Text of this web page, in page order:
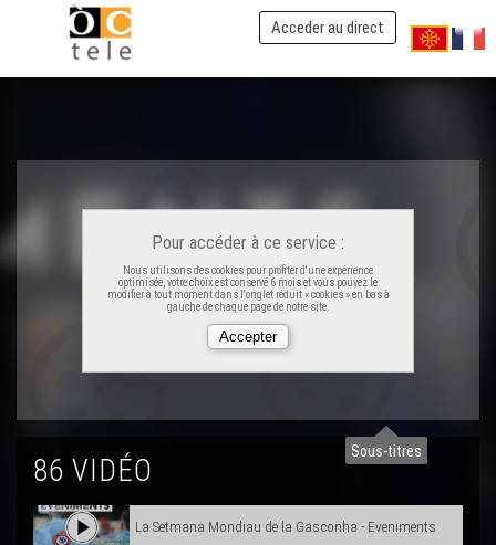
Acceder au direct
Sous-titres
Pour accéder à ce service :
Nous utilisons des cookies pour profiter d'une expérience
optimisée, votre choix est conservé 6 mois et vous pouvez le
modifier à tout moment dans l'onglet réduit « cookies » en bas à
gauche de chaque page de notre site.
86 VIDÉO
La Felibrejada de 2024 - Eveniments
Jornadas Pro : CERC - Eveniments
Los 40 ans deu Carnaval Biarnés - Eveniments
Las Hèstas de Baiona - Eveniments
La Setmana Mondiau de la Gasconha - Eveniments